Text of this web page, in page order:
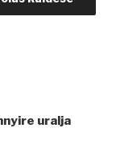
uralja